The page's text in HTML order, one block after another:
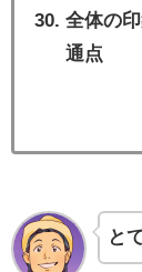
全体の
通点
と